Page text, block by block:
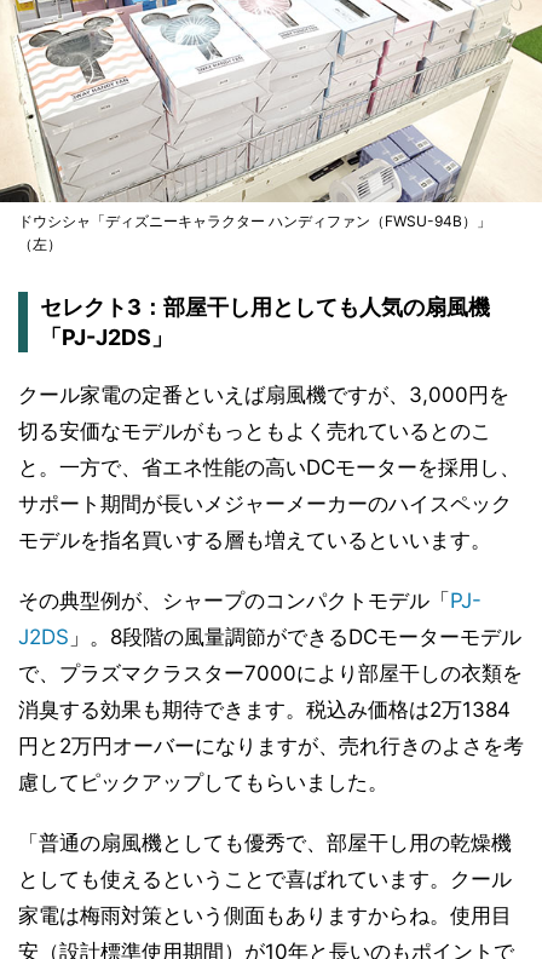
ドウシシャ「ディズニーキャラクター ハンディファン（FWSU-94B）」
（左）
セレクト3：部屋干し用としても人気の扇風機
「PJ-J2DS」
クール家電の定番といえば扇風機ですが、3,000円を
切る安価なモデルがもっともよく売れているとのこ
と。一方で、省エネ性能の高いDCモーターを採用し、
サポート期間が長いメジャーメーカーのハイスペック
モデルを指名買いする層も増えているといいます。
その典型例が、シャープのコンパクトモデル「PJ-
J2DS 」。8段階の風量調節ができるDCモーターモデル
で、プラズマクラスター7000により部屋干しの衣類を
消臭する効果も期待できます。税込み価格は2万1384
円と2万円オーバーになりますが、売れ行きのよさを考
慮してピックアップしてもらいました。
「普通の扇風機としても優秀で、部屋干し用の乾燥機
としても使えるということで喜ばれています。クール
家電は梅雨対策という側面もありますからね。使用目
安（設計標準使用期間）が10年と長いのもポイントで